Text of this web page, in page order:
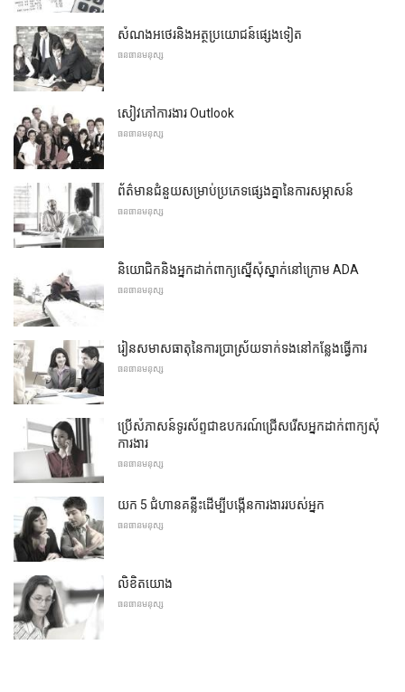
សំណងអថេរនិងអត្ថប្រយោជន៍ផ្សេងទៀត
ធនធានមនុស្ស
សៀវភៅការងារ Outlook
ធនធានមនុស្ស
ព័ត៌មានជំនួយសម្រាប់ប្រភេទផ្សេងគ្នានៃការសម្ភាសន៍
ធនធានមនុស្ស
និយោជិកនិងអ្នកដាក់ពាក្យស្នើសុំស្នាក់នៅក្រោម ADA
ធនធានមនុស្ស
រៀនសមាសធាតុនៃការប្រាស្រ័យទាក់ទងនៅកន្លែងធ្វើការ
ធនធានមនុស្ស
ប្រើសំភាសន៍ទូរស័ព្ទជាឧបករណ៍ជ្រើសរើសអ្នកដាក់ពាក្យសុំ
ការងារ
ធនធានមនុស្ស
យក 5 ជំហានគន្លឹះដើម្បីបង្កើនការងាររបស់អ្នក
ធនធានមនុស្ស
លិខិតយោង
ធនធានមនុស្ស